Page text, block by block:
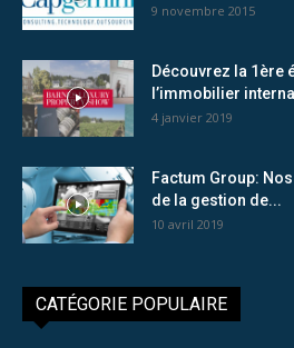
9 novembre 2015
Découvrez la 1ère
l’immobilier
4 janvier 2019
Factum Group:
de la gestion de...
10 avril 2019
CATÉGORIE POPULAIRE